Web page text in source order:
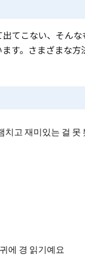
てこない、そん
す。さまざまな
고 재미있는 걸 못
경 읽기예요